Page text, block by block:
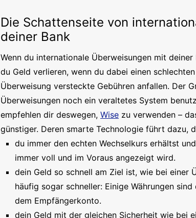
Die Schattenseite von
deiner Bank
Wenn du internationale Überweisungen mit
du Geld verlieren, wenn du dabei einen
Überweisung versteckte Gebühren anfallen. Der
Überweisungen noch ein veraltetes System
empfehlen dir deswegen, Wise zu verwenden –
günstiger. Deren smarte Technologie führt dazu,
du immer den echten Wechselkurs erhältst
immer voll und im Voraus angezeigt wird.
dein Geld so schnell am Ziel ist, wie bei einer
häufig sogar schneller: Einige Währungen
dem Empfängerkonto.
dein Geld mit der gleichen Sicherheit wie bei